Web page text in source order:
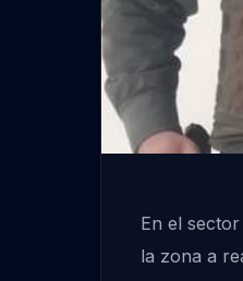
En el
la zona a